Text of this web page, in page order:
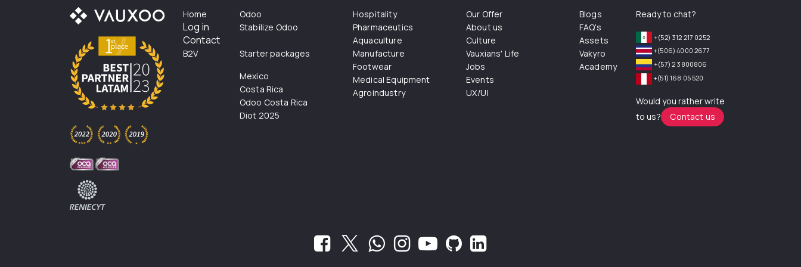
Home
Log in
Contact
B2V
Odoo
Stabilize Odoo
Starter packages
Mexico
Costa Rica
Odoo Costa Rica
Diot 2025
Hospitality
Pharmaceutics
Aquaculture
Manufacture
Footwear
Medical Equipment
Agroindustry
Our Offer
About us
Culture
Vauxians' Life
Jobs
Events
UX/UI
Blogs
FAQ's
Assets
Vakyro
Academy
Ready to chat?
+(52) 312 217 0252
+(506) 4000 2677
+(57) 2 3800806
+(51) 168 05 520
Would you rather write
to us?
Contact us